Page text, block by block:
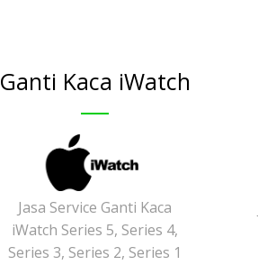
Ganti Kaca iWatch
Jasa Service Ganti Kaca
iWatch Series 5, Series 4,
Series 3, Series 2, Series 1